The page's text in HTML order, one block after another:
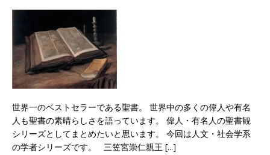
世界一のベストセラーである聖書。 世界中の多くの偉人や有名
人も聖書の素晴らしさを語っています。 偉人・有名人の聖書観
シリーズとしてまとめたいと思います。 今回は人文・社会学系
の学者シリーズです。 三笠宮崇仁親王 [...]